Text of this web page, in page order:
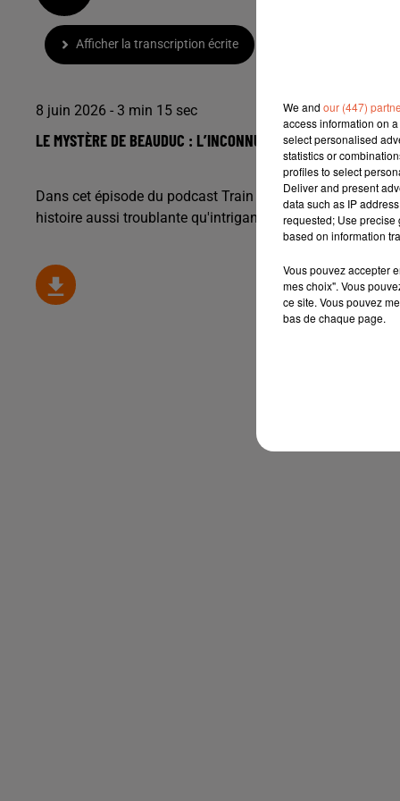
Afficher la transcription écrite
8 juin 2026 - 3 min 15 sec
LE MYSTÈRE DE BEAUDUC : L’INCONNU DE LA PLAGE SAUVAGE
Dans cet épisode du podcast Train de Camargue, nous
histoire aussi troublante qu'intrigante.
We and our (447)
access information on
select personalised
statistics or
profiles to select
Deliver and present
data such as IP
requested; Use precise
based on information
Vous pouvez accepter
mes choix". Vous
ce site. Vous pouvez
bas de chaque page.